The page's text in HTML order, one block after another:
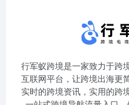
行军蚁跨境是一家致力于跨
互联网平台，让跨境出海更
实时的跨境资讯，实用的跨